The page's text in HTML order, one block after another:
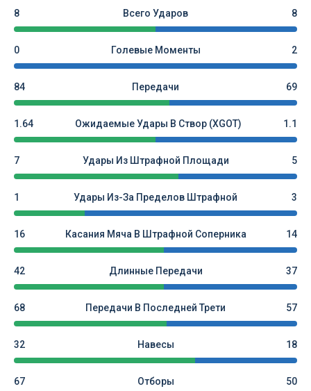
8 Всего Ударов 8
0 Голевые Моменты 2
84 Передачи 69
1.64 Ожидаемые Удары В Створ (xGOT) 1.1
7 Удары Из Штрафной Площади 5
1 Удары Из-За Пределов Штрафной 3
16 Касания Мяча В Штрафной Соперника 14
42 Длинные Передачи 37
68 Передачи В Последней Трети 57
32 Навесы 18
67 Отборы 50